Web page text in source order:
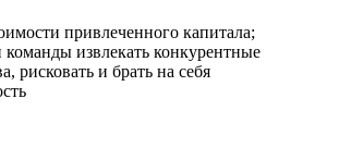
привлеченного капитала;
извлекать конкурентные
рисковать и брать на себя